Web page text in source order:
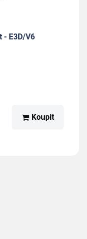
- E3D/V6
Koupit